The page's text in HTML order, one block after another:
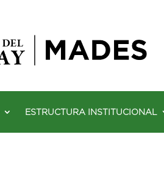
ESTRUCTURA INSTITUCIONAL